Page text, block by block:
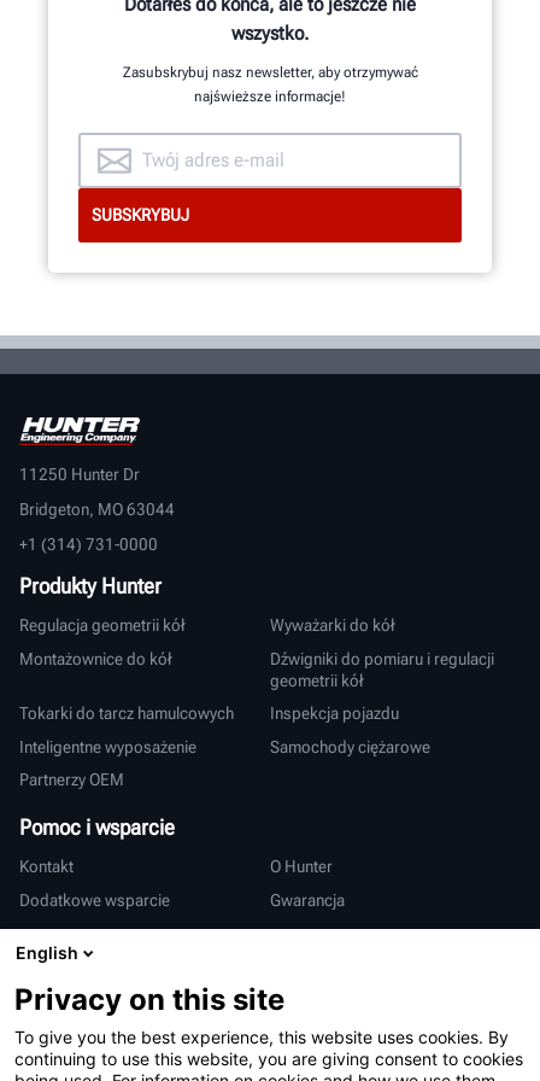
programistów.
ZOBACZ OD ŚRODKA
wszystko.
Zasubskrybuj nasz newsletter, aby otrzymywać
najświeższe informacje!
11250 Hunter Dr
Bridgeton, MO 63044
+1 (314) 731-0000
Produkty Hunter
Regulacja geometrii kół
Wyważarki do kół
Montażownice do kół
Dźwigniki do pomiaru i regulacji
geometrii kół
Tokarki do tarcz hamulcowych
Inspekcja pojazdu
Inteligentne wyposażenie
Samochody ciężarowe
Partnerzy OEM
Pomoc i wsparcie
Kontakt
O Hunter
Dodatkowe wsparcie
Gwarancja
Międzynarodowy
Sprzedaż i serwis
English
Privacy on this site
To give you the best experience, this website uses cookies. By
continuing to use this website, you are giving consent to cookies